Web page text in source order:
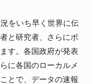
況をいち早く世界に伝
と研究者、さらにボ
す。各国政府が発表
に各国のローカルメ
とで、データの速報